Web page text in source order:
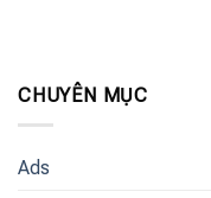
CHUYÊN MỤC
Ads